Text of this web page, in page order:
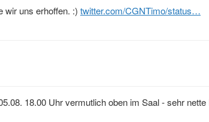
wir uns erhoffen. :) twitter.com/CGNTimo/status…
18.00 Uhr vermutlich oben im Saal - sehr